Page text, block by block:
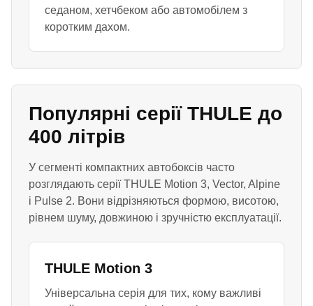
седаном, хетчбеком або автомобілем з
коротким дахом.
Популярні серії THULE до
400 літрів
У сегменті компактних автобоксів часто
розглядають серії THULE Motion 3, Vector, Alpine
і Pulse 2. Вони відрізняються формою, висотою,
рівнем шуму, довжиною і зручністю експлуатації.
THULE Motion 3
Універсальна серія для тих, кому важливі